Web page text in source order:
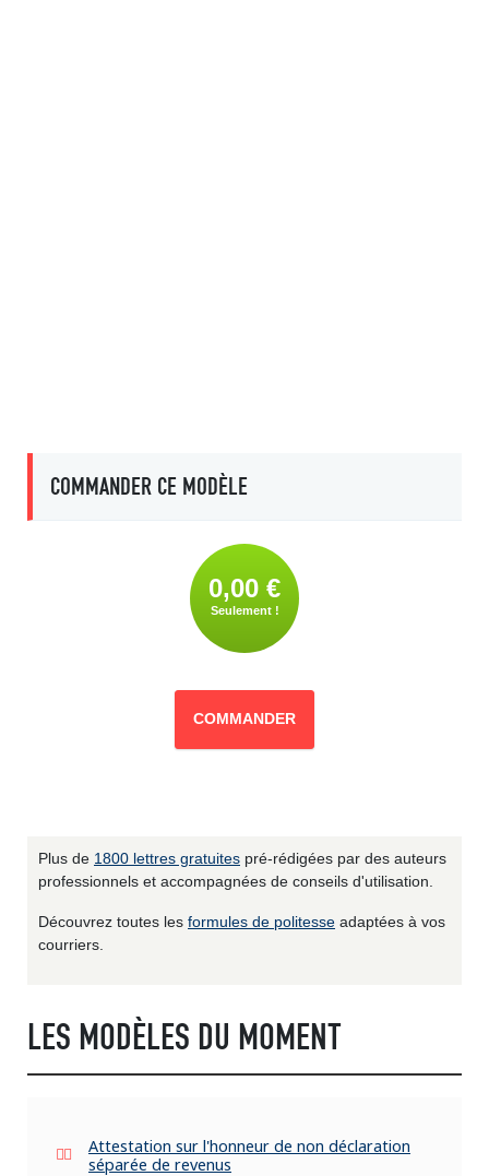
COMMANDER CE MODÈLE
0,00 €
Seulement !
COMMANDER
Plus de 1800 lettres gratuites pré-rédigées par des auteurs
professionnels et accompagnées de conseils d'utilisation.
Découvrez toutes les formules de politesse adaptées à vos
courriers.
LES MODÈLES DU MOMENT
Attestation sur l'honneur de non déclaration
séparée de revenus